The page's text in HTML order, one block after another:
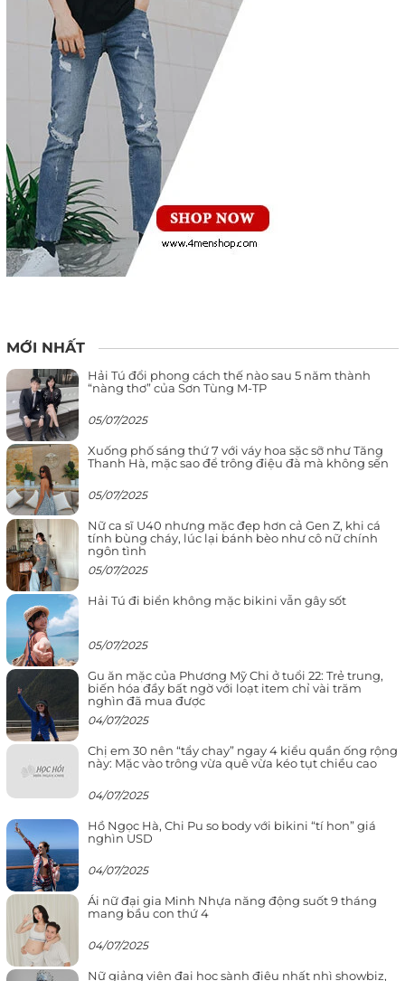
MỚI NHẤT
Hải Tú đổi phong cách thế nào sau 5 năm thành
“nàng thơ” của Sơn Tùng M-TP
05/07/2025
Xuống phố sáng thứ 7 với váy hoa sặc sỡ như Tăng
Thanh Hà, mặc sao để trông điệu đà mà không sến
05/07/2025
Nữ ca sĩ U40 nhưng mặc đẹp hơn cả Gen Z, khi cá
tính bùng cháy, lúc lại bánh bèo như cô nữ chính
ngôn tình
05/07/2025
Hải Tú đi biển không mặc bikini vẫn gây sốt
05/07/2025
Gu ăn mặc của Phương Mỹ Chi ở tuổi 22: Trẻ trung,
biến hóa đầy bất ngờ với loạt item chỉ vài trăm
nghìn đã mua được
04/07/2025
Chị em 30 nên “tẩy chay” ngay 4 kiểu quần ống rộng
này: Mặc vào trông vừa quê vừa kéo tụt chiều cao
04/07/2025
Hồ Ngọc Hà, Chi Pu so body với bikini “tí hon” giá
nghìn USD
04/07/2025
Ái nữ đại gia Minh Nhựa năng động suốt 9 tháng
mang bầu con thứ 4
04/07/2025
Nữ giảng viên đại học sành điệu nhất nhì showbiz,